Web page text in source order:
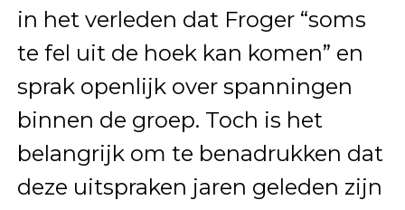
in het verleden dat Froger “soms
te fel uit de hoek kan komen” en
sprak openlijk over spanningen
binnen de groep. Toch is het
belangrijk om te benadrukken dat
deze uitspraken jaren geleden zijn